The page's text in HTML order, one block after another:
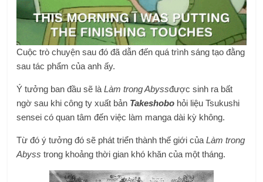
Cuộc trò chuyện sau đó đã dẫn đến quá trình sáng tạo đằng
sau tác phẩm của anh ấy.
Ý tưởng ban đầu sẽ làLàm trong Abyssđược sinh ra bất
ngờ sau khi công ty xuất bản Takeshobo hỏi liệu Tsukushi
sensei có quan tâm đến việc làm manga dài kỳ không.
Từ đó ý tưởng đó sẽ phát triển thành thế giới củaLàm trong
Abyss trong khoảng thời gian khó khăn của một tháng.